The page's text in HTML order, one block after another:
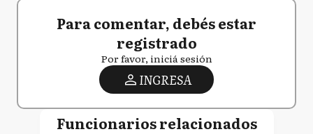
Para comentar, debés estar
registrado
Por favor, iniciá sesión
INGRESA
Funcionarios relacionados